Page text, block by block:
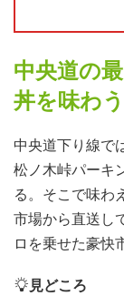
中央道の
丼を味わう
中央道下り線で
松ノ木峠パーキ
る。そこで味わ
市場から直送し
ロを乗せた豪快
見どころ